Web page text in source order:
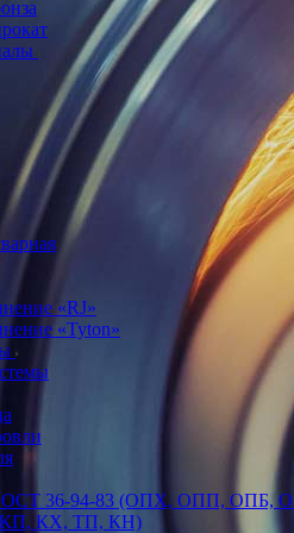
«RJ»
«Tyton»
ОСТ 36-94-83 (ОПХ, ОПП, ОПБ,
КХ, ТП, КН)